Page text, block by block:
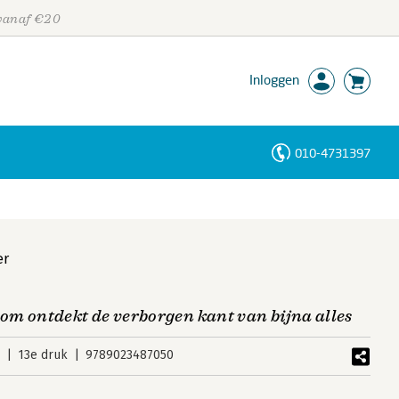
€20
Inloggen
010-4731397
ontdekt de verborgen kant van bijna alles
13e druk 9789023487050
Personen